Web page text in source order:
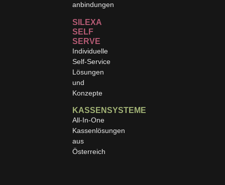
anbindungen
SILEXA
SELF
SERVE
Individuelle
Self-Service
Lösungen
und
Konzepte
KASSENSYSTEME
All-In-One
Kassenlösungen
aus
Österreich